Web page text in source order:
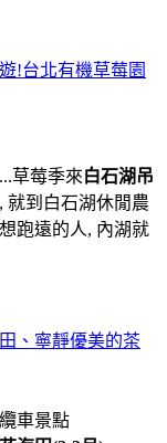
!台北有機草莓園
草莓季來白石湖吊
就到白石湖休閒農
跑遠的人, 內湖就
、寧靜優美的茶